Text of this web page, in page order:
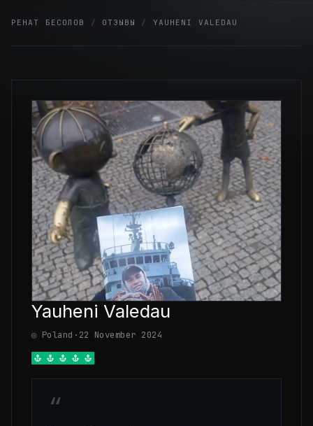
РЕНАТ БЕСОЛОВ / ОТЗЫВЫ / YAUHENI VALEDAU
Yauheni Valedau
◎ Poland · 22 November 2024
“